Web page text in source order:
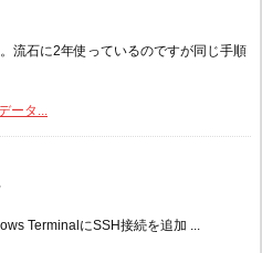
流石に2年使っているのですが同じ手順
ータ...
TerminalにSSH接続を追加 ...